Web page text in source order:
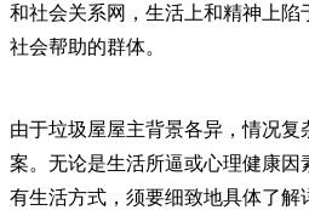
和社会关系网，生活上和精神上
社会帮助的群体。
由于垃圾屋屋主背景各异，情况
案。无论是生活所逼或心理健康
有生活方式，须要细致地具体了